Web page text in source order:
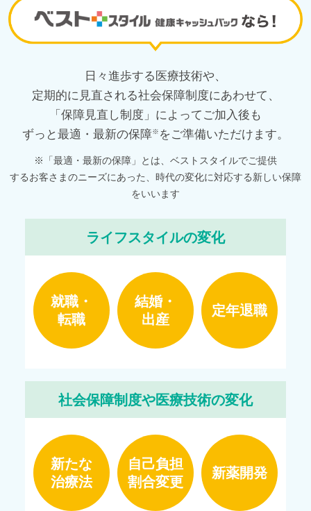
日々進歩する医療技術や、
定期的に見直される社会保障制度にあわせて、
「保障見直し制度」によってご加入後も
ずっと最適・最新の保障※ をご準備いただけます。
※「最適・最新の保障」とは、ベストスタイルでご提供
するお客さまのニーズにあった、時代の変化に対応する新しい保障
をいいます
ライフスタイルの変化
就職・
転職
結婚・
出産
定年退職
社会保障制度や医療技術の変化
新たな
治療法
自己負担
割合変更
新薬開発